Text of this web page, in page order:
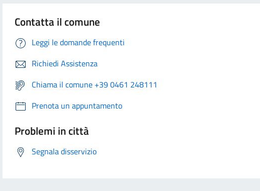
Contatta il comune
Leggi le domande frequenti
Richiedi Assistenza
Chiama il comune +39 0461 248111
Prenota un appuntamento
Problemi in città
Segnala disservizio